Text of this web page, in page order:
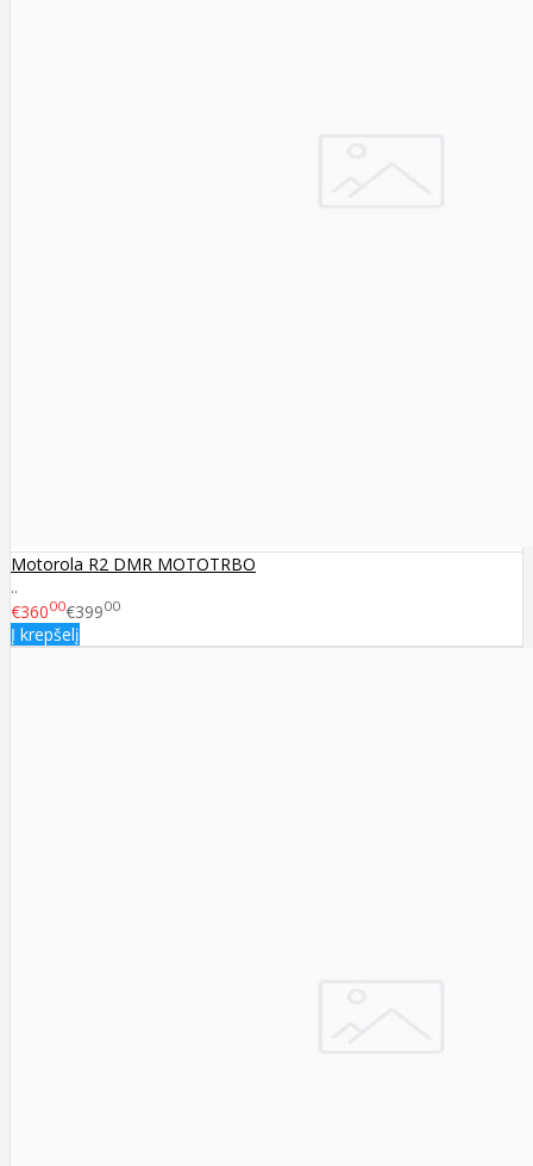
Motorola R2 DMR MOTOTRBO
..
€36000€39900
Į krepšelį